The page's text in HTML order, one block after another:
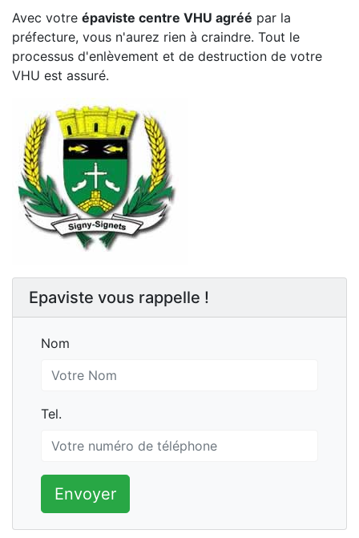
Avec votre épaviste centre VHU agréé par la
préfecture, vous n'aurez rien à craindre. Tout le
processus d'enlèvement et de destruction de votre
VHU est assuré.
Epaviste vous rappelle !
Nom
Nom
Tel.
Tel.
Envoyer